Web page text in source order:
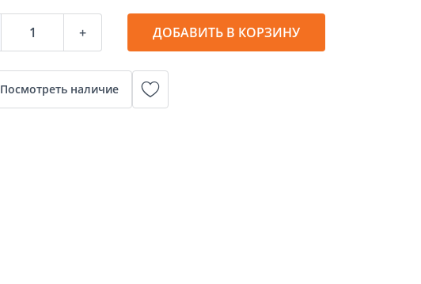
+ ДОБАВИТЬ В КОРЗИНУ
Посмотреть наличие